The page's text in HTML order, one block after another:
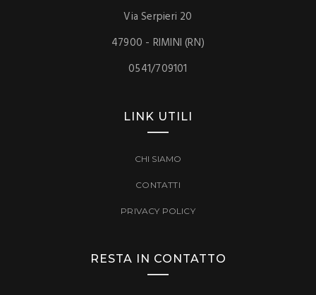
Via Serpieri 20
47900 - RIMINI (RN)
0541/709101
LINK UTILI
CHI SIAMO
CONTATTI
PRIVACY POLICY
RESTA IN CONTATTO